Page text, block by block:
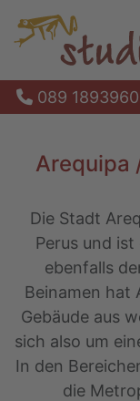
089
Arequipa
Die Stadt
Perus und
ebenfalls
Beinamen hat
Gebäude aus
sich also um
In den
die